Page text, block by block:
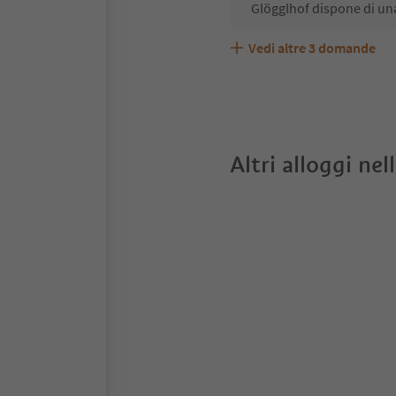
Glögglhof dispone di
Glögglhof accetta
Quali servizi/attività
Gli ospiti di Glögglhof
Vedi altre 3 domande
Altri alloggi